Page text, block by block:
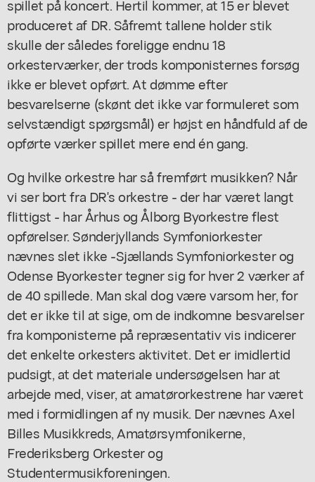
spillet på koncert. Hertil kommer, at 15 er blevet
produceret af DR. Såfremt tallene holder stik
skulle der således foreligge endnu 18
orkesterværker, der trods komponisternes forsøg
ikke er blevet opført. At dømme efter
besvarelserne (skønt det ikke var formuleret som
selvstændigt spørgsmål) er højst en håndfuld af de
opførte værker spillet mere end én gang.
Og hvilke orkestre har så fremført musikken? Når
vi ser bort fra DR's orkestre - der har været langt
flittigst - har Århus og Ålborg Byorkestre flest
opførelser. Sønderjyllands Symfoniorkester
nævnes slet ikke -Sjællands Symfoniorkester og
Odense Byorkester tegner sig for hver 2 værker af
de 40 spillede. Man skal dog være varsom her, for
det er ikke til at sige, om de indkomne besvarelser
fra komponisterne på repræsentativ vis indicerer
det enkelte orkesters aktivitet. Det er imidlertid
pudsigt, at det materiale undersøgelsen har at
arbejde med, viser, at amatørorkestrene har været
med i formidlingen af ny musik. Der nævnes Axel
Billes Musikkreds, Amatørsymfonikerne,
Frederiksberg Orkester og
Studentermusikforeningen.